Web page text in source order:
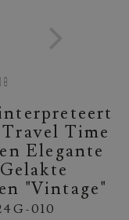
Time
Elegante
"vintage"
010